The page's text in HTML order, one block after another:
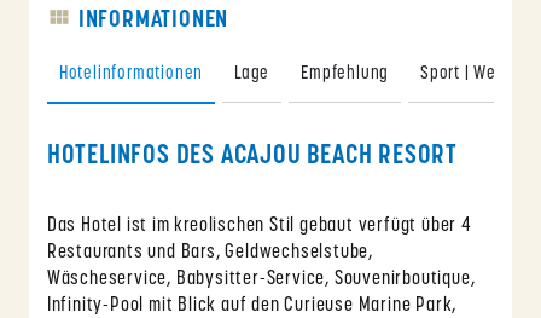
INFORMATIONEN
Hotelinformationen Lage Empfehlung Sport | Wellness
HOTELINFOS DES ACAJOU BEACH RESORT
Das Hotel ist im kreolischen Stil gebaut verfügt über 4
Restaurants und Bars, Geldwechselstube,
Wäscheservice, Babysitter-Service, Souvenirboutique,
Infinity-Pool mit Blick auf den Curieuse Marine Park,